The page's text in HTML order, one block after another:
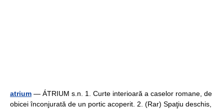
atrium — ÁTRIUM s.n. 1. Curte interioară a caselor romane, de
obicei înconjurată de un portic acoperit. 2. (Rar) Spaţiu deschis,